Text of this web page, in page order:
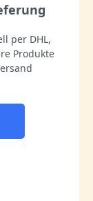
per DHL,
Produkte